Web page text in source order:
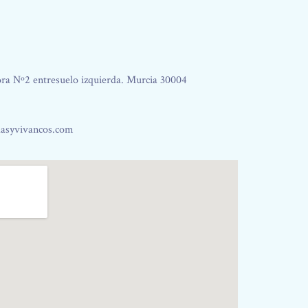
Nº2 entresuelo izquierda. Murcia 30004